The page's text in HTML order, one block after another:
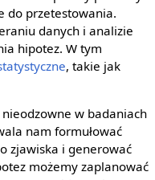
do przetestowania.
danych i analizie
hipotez. W tym
, takie jak
w badaniach
nam formułować
zjawiska i generować
możemy zaplanować